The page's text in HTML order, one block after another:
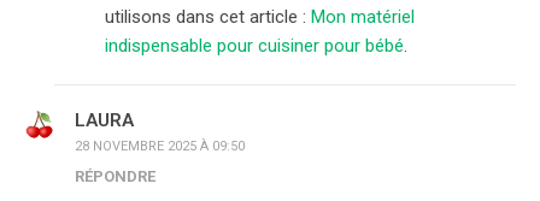
utilisons dans cet article : Mon matériel
indispensable pour cuisiner pour bébé.
LAURA
28 NOVEMBRE 2025 À 09:50
RÉPONDRE